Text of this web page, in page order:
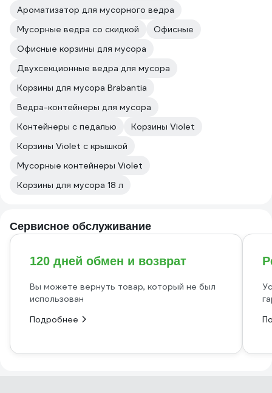
Ароматизатор для мусорного ведра
Мусорные ведра со скидкой
Офисные
Офисные корзины для мусора
Двухсекционные ведра для мусора
Корзины для мусора Brabantia
Ведра-контейнеры для мусора
Контейнеры с педалью
Корзины Violet
Корзины Violet с крышкой
Мусорные контейнеры Violet
Корзины для мусора 18 л
Сервисное обслуживание
120 дней обмен и возврат
Вы можете вернуть товар, который не был
использован
Подробнее